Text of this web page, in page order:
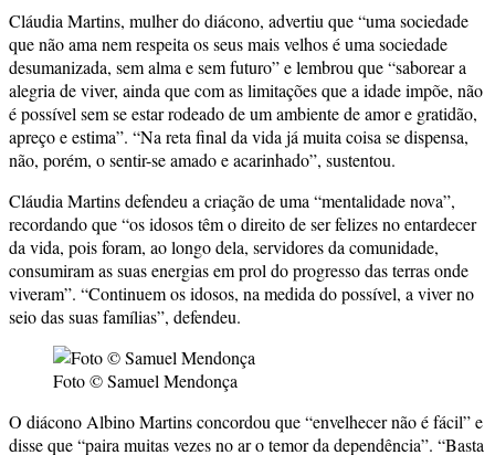
Cláudia Martins, mulher do diácono, advertiu que “uma sociedade
que não ama nem respeita os seus mais velhos é uma sociedade
desumanizada, sem alma e sem futuro” e lembrou que “saborear a
alegria de viver, ainda que com as limitações que a idade impõe, não
é possível sem se estar rodeado de um ambiente de amor e gratidão,
apreço e estima”. “Na reta final da vida já muita coisa se dispensa,
não, porém, o sentir-se amado e acarinhado”, sustentou.
Cláudia Martins defendeu a criação de uma “mentalidade nova”,
recordando que “os idosos têm o direito de ser felizes no entardecer
da vida, pois foram, ao longo dela, servidores da comunidade,
consumiram as suas energias em prol do progresso das terras onde
viveram”. “Continuem os idosos, na medida do possível, a viver no
seio das suas famílias”, defendeu.
Foto © Samuel Mendonça
O diácono Albino Martins concordou que “envelhecer não é fácil” e
disse que “paira muitas vezes no ar o temor da dependência”. “Basta